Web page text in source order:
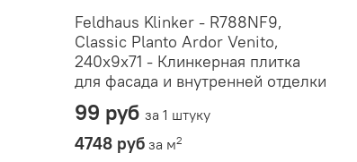
Feldhaus Klinker - R788NF9,
Classic Planto Ardor Venito,
240x9x71 - Клинкерная плитка
для фасада и внутренней отделки
99 рубза 1 штуку
4748 руб за м2